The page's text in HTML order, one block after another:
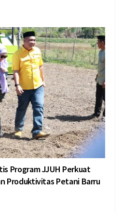
Program JJUH Perkuat
Produktivitas Petani Barru